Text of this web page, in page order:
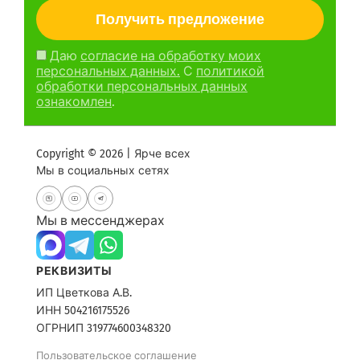
Даю согласие на обработку моих
персональных данных. С политикой
обработки персональных данных
ознакомлен.
Copyright © 2026 | Ярче всех
Мы в социальных сетях
Мы в мессенджерах
РЕКВИЗИТЫ
ИП Цветкова А.В.
ИНН 504216175526
ОГРНИП 319774600348320
Пользовательское соглашение